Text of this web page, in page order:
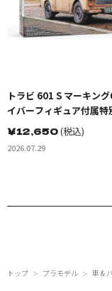
トラビ 601 S マーキン
イバーフィギュア付属特
￥12,650(税込)
2026.07.29
トップ ＞ プラモデル ＞ 車 &